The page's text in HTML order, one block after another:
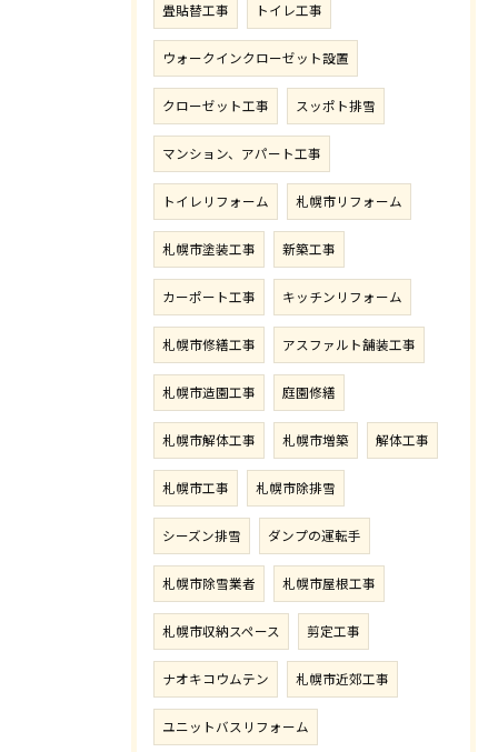
畳貼替工事 トイレ工事
ウォークインクローゼット設置
クローゼット工事 スッポト排雪
マンション、アパート工事
トイレリフォーム 札幌市リフォーム
札幌市塗装工事 新築工事
カーポート工事 キッチンリフォーム
札幌市修繕工事 アスファルト舗装工事
札幌市造園工事 庭園修繕
札幌市解体工事 札幌市増築 解体工事
札幌市工事 札幌市除排雪
シーズン排雪 ダンプの運転手
札幌市除雪業者 札幌市屋根工事
札幌市収納スペース 剪定工事
ナオキコウムテン 札幌市近郊工事
ユニットバスリフォーム